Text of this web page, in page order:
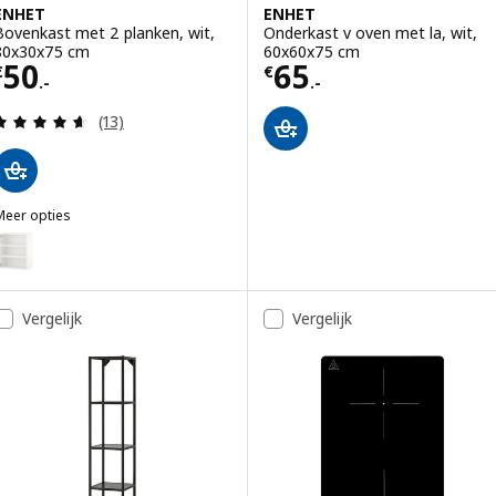
met 2 planken, wit,
cm
50.- € 50.-
Beoordeling: 4.6 van 5 sterren. Totaal
(13)
opties
ENHET, Bovenkast met 2 planken, wit, 60x30x75 cm
ENHET, Bovenkast met 2 planken, wit, 40x30x75 cm
ENHET
Onderkast v oven met la, wit,
60x60x75 cm
€65.-
Prijs € 65.-
Vergelijk Vergelijk